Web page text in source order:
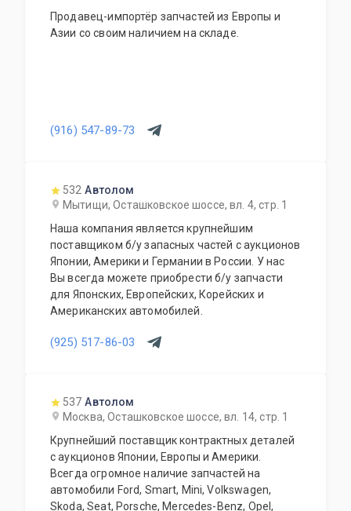
Продавец-импортёр запчастей из Европы и
Азии со своим наличием на складе.
(916) 547-89-73
532 Автолом
Мытищи, Осташковское шоссе, вл. 4, стр. 1
Наша компания является крупнейшим
поставщиком б/у запасных частей с аукционов
Японии, Америки и Германии в России. У нас
Вы всегда можете приобрести б/у запчасти
для Японских, Европейских, Корейских и
Американских автомобилей.
(925) 517-86-03
537 Автолом
Москва, Осташковское шоссе, вл. 14, стр. 1
Крупнейший поставщик контрактных деталей
с аукционов Японии, Европы и Америки.
Всегда огромное наличие запчастей на
автомобили Ford, Smart, Mini, Volkswagen,
Skoda, Seat, Porsche, Mercedes-Benz, Opel,